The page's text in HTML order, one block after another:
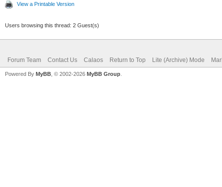
View a Printable Version
Users browsing this thread: 2 Guest(s)
Forum Team Contact Us Calaos Return to Top Lite (Archive) Mode
Powered By MyBB , © 2002-2026 MyBB Group